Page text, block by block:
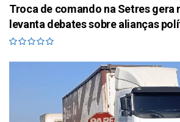
Troca de comando na Setres gera
levanta debates sobre alianças